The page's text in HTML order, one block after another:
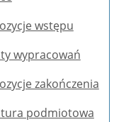
wstępu
wypracowań
zakończenia
podmiotowa